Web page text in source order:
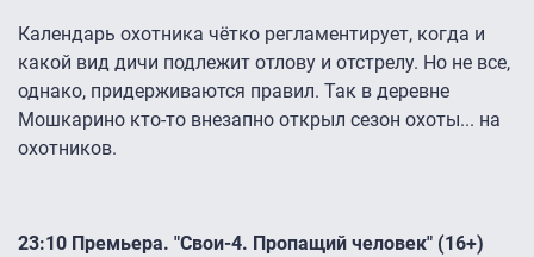
Календарь охотника чётко регламентирует, когда и
какой вид дичи подлежит отлову и отстрелу. Но не все,
однако, придерживаются правил. Так в деревне
Мошкарино кто-то внезапно открыл сезон охоты... на
охотников.
23:10 Премьера. "Свои-4. Пропащий человек" (16+)